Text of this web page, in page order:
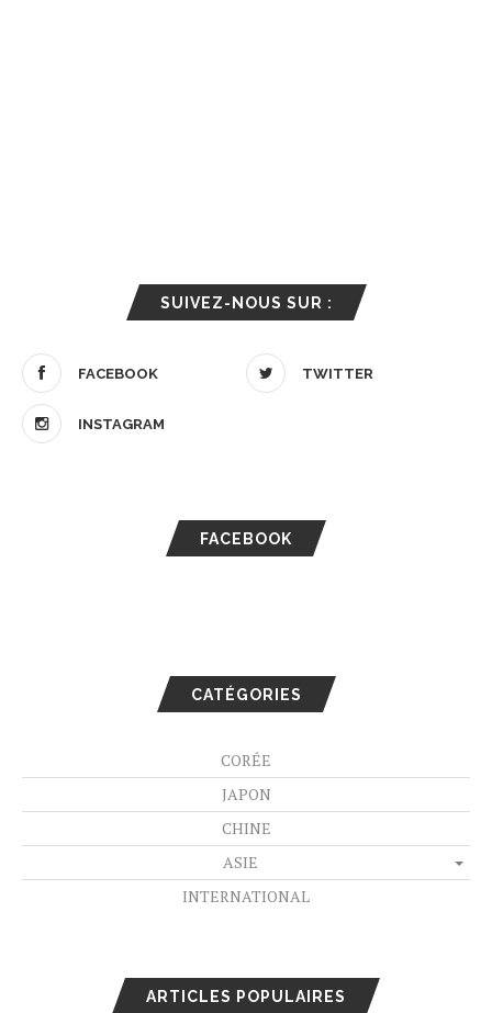
SUIVEZ-NOUS SUR :
FACEBOOK TWITTER
INSTAGRAM
FACEBOOK
CATÉGORIES
CORÉE
JAPON
CHINE
ASIE
INTERNATIONAL
ARTICLES POPULAIRES